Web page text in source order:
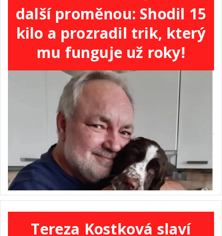
další proměnou: Shodil 15
kilo a prozradil trik, který
mu funguje už roky!
Tereza Kostková slaví